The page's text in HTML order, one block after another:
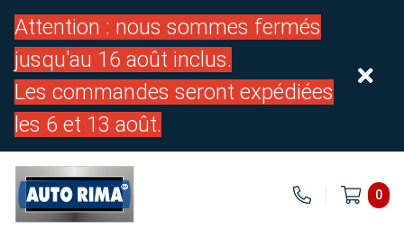
Attention : nous sommes fermés
jusqu'au 16 août inclus.
Les commandes seront expédiées
les 6 et 13 août.
0